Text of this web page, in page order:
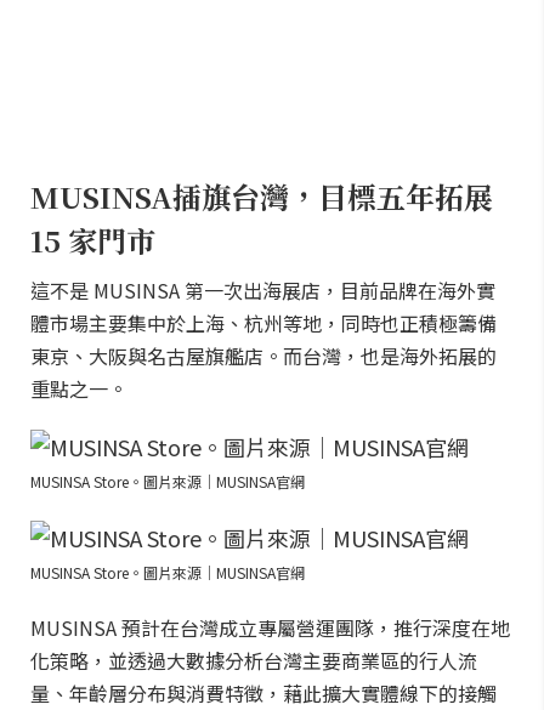
MUSINSA插旗台灣，目標五年拓展
15 家門市
這不是 MUSINSA 第一次出海展店，目前品牌在海外實
體市場主要集中於上海、杭州等地，同時也正積極籌備
東京、大阪與名古屋旗艦店。而台灣，也是海外拓展的
重點之一。
MUSINSA Store。圖片來源｜MUSINSA官網
MUSINSA Store。圖片來源｜MUSINSA官網
MUSINSA 預計在台灣成立專屬營運團隊，推行深度在地
化策略，並透過大數據分析台灣主要商業區的行人流
量、年齡層分布與消費特徵，藉此擴大實體線下的接觸